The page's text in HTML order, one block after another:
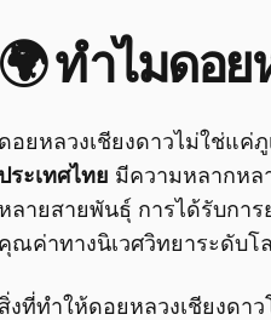
🌍 ทำไมดอย
ดอยหลวงเชียงดาวไม่ใช่แค่
ประเทศไทย มีความหลากหล
หลายสายพันธุ์ การได้รับกา
คุณค่าทางนิเวศวิทยาระดับโ
สิ่งที่ทำให้ดอยหลวงเชียงดา